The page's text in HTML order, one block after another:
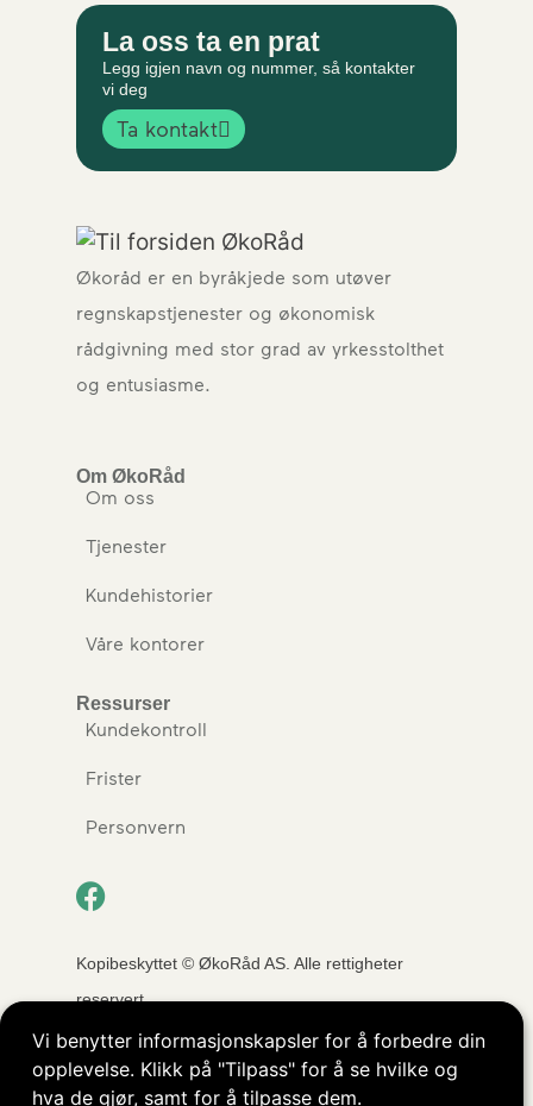
Vi benytter informasjonskapsler for å forbedre din
opplevelse. Klikk på "Tilpass" for å se hvilke og
hva de gjør, samt for å tilpasse dem.
La oss ta en prat
Legg igjen navn og nummer, så kontakter
vi deg
Ta kontakt
Økoråd er en byråkjede som utøver
regnskapstjenester og økonomisk
rådgivning med stor grad av yrkesstolthet
og entusiasme.
Om ØkoRåd
Om oss
Tjenester
Kundehistorier
Våre kontorer
Ressurser
Kundekontroll
Frister
Personvern
Kopibeskyttet © ØkoRåd AS. Alle rettigheter
reservert.
Nettside levert av Nettrakett.no